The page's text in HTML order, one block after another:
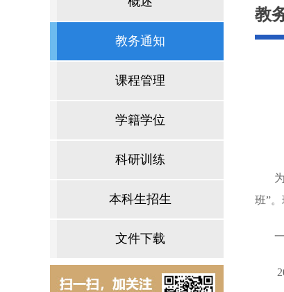
教务通知
课程管理
学籍学位
科研训练
本科生招生
文件下载
教
班”